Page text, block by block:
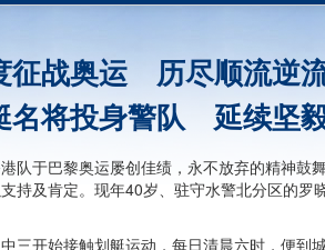
征战奥运 历尽顺流逆
名将投身警队 延续坚
队于巴黎奥运屡创佳绩，永不放弃的精神鼓
持及肯定。现年40岁、驻守水警北分区的罗
三开始接触划艇运动，每日清晨六时，便到